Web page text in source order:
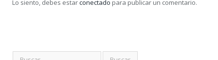
Lo siento, debes estarconectado para publicar un comentario.